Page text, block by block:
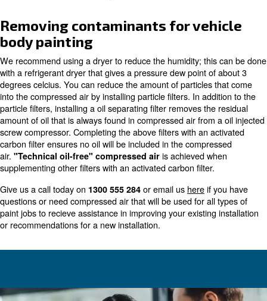
screw compressor. The average value for oil content in
compressors is about 3ppm.
The compressed air quality demand is higher in body
example, compared to many other applications. The
requirements particularly apply to what is accepted in
contaminants such as water, particles and oil.
Removing contaminants for
body painting
We recommend using a dryer to reduce the humidity;
with a refrigerant dryer that gives a pressure dew point
degrees celcius. You can reduce the amount of
screw compressor. Completing the above filters with an